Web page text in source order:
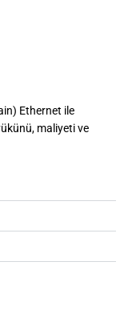
Ethernet ile
maliyeti ve